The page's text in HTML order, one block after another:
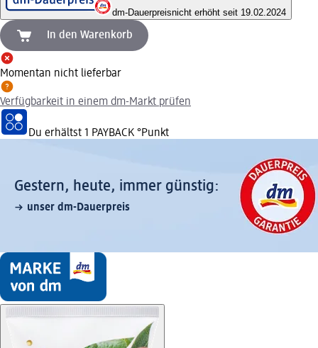
dm-Dauerpreisnicht erhöht seit 19.02.2024
In den Warenkorb
Momentan nicht lieferbar
Verfügbarkeit in einem dm-Markt prüfen
Du erhältst 1 PAYBACK °Punkt
Gestern, heute, immer günstig:
unser dm-Dauerpreis